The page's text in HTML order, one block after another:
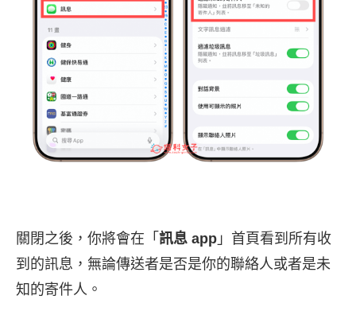
關閉之後，你將會在「 訊息 app 」首頁看到所有收
到的訊息，無論傳送者是否是你的聯絡人或者是未
知的寄件人。